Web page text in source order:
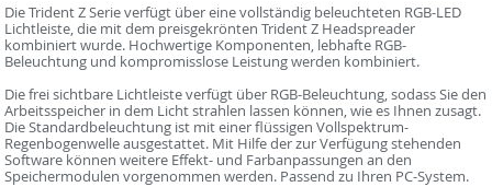
Die Trident Z Serie verfügt über eine vollständig beleuchteten RGB-LED
Lichtleiste, die mit dem preisgekrönten Trident Z Headspreader
kombiniert wurde. Hochwertige Komponenten, lebhafte RGB-
Beleuchtung und kompromisslose Leistung werden kombiniert.
Die frei sichtbare Lichtleiste verfügt über RGB-Beleuchtung, sodass Sie den
Arbeitsspeicher in dem Licht strahlen lassen können, wie es Ihnen zusagt.
Die Standardbeleuchtung ist mit einer flüssigen Vollspektrum-
Regenbogenwelle ausgestattet. Mit Hilfe der zur Verfügung stehenden
Software können weitere Effekt- und Farbanpassungen an den
Speichermodulen vorgenommen werden. Passend zu Ihren PC-System.